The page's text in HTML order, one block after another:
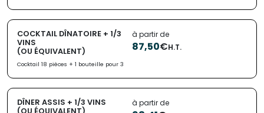
COCKTAIL DÎNATOIRE + 1/3
VINS
(OU ÉQUIVALENT)
Cocktail 18 pièces + 1 bouteille pour 3
à partir de
87,50€H.T.
DÎNER ASSIS + 1/3 VINS
(OU ÉQUIVALENT)
à partir de